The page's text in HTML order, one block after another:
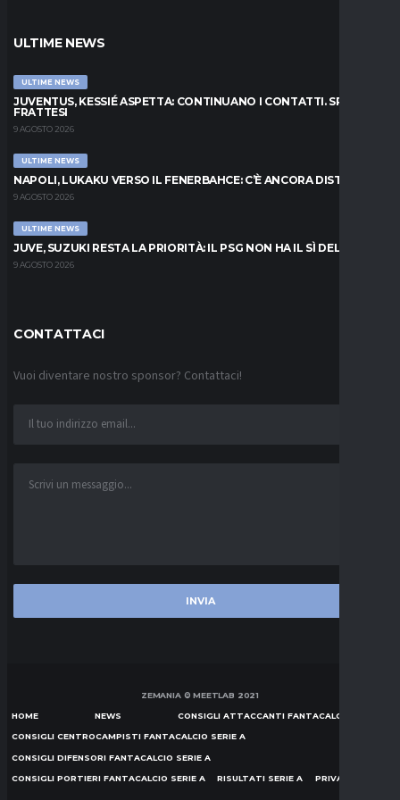
ULTIME NEWS
ULTIME NEWS
JUVENTUS, KESSIÉ ASPETTA: CONTINUANO I CONTATTI. SPUNTA
FRATTESI
9 AGOSTO 2026
ULTIME NEWS
NAPOLI, LUKAKU VERSO IL FENERBAHCE: C’È ANCORA DISTANZA
9 AGOSTO 2026
ULTIME NEWS
JUVE, SUZUKI RESTA LA PRIORITÀ: IL PSG NON HA IL SÌ DEL PARMA
9 AGOSTO 2026
CONTATTACI
Vuoi diventare nostro sponsor? Contattaci!
ZEMANIA © MEETLAB 2021
HOME NEWS CONSIGLI ATTACCANTI FANTACALCIO SERIE A
CONSIGLI CENTROCAMPISTI FANTACALCIO SERIE A
CONSIGLI DIFENSORI FANTACALCIO SERIE A
CONSIGLI PORTIERI FANTACALCIO SERIE A RISULTATI SERIE A PRIVACY POLICY